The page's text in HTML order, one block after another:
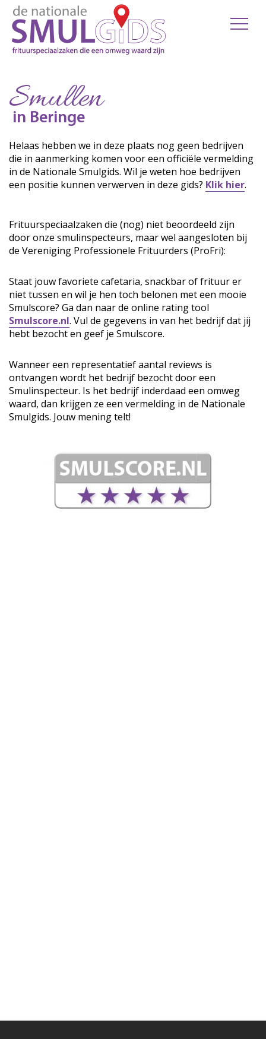
Smullen
in Beringe
Helaas hebben we in deze plaats nog geen bedrijven
die in aanmerking komen voor een officiële vermelding
in de Nationale Smulgids. Wil je weten hoe bedrijven
een positie kunnen verwerven in deze gids? Klik hier.
Frituurspeciaalzaken die (nog) niet beoordeeld zijn
door onze smulinspecteurs, maar wel aangesloten bij
de Vereniging Professionele Frituurders (ProFri):
Staat jouw favoriete cafetaria, snackbar of frituur er
niet tussen en wil je hen toch belonen met een mooie
Smulscore? Ga dan naar de online rating tool
Smulscore.nl. Vul de gegevens in van het bedrijf dat jij
hebt bezocht en geef je Smulscore.
Wanneer een representatief aantal reviews is
ontvangen wordt het bedrijf bezocht door een
Smulinspecteur. Is het bedrijf inderdaad een omweg
waard, dan krijgen ze een vermelding in de Nationale
Smulgids. Jouw mening telt!